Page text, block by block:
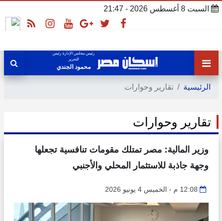
السبت 8 أغسطس 2026 - 21:47
رئيس مجلس الإدارة رئيس
التحرير
محمود الجندي
الرئيسية تقارير وحوارات
تقارير وحوارات
وزير المالية: مصر تمتلك مقومات تنافسية تجعلها
وجهة جاذبة للاستثمار المحلي والأجنبي
12:08 م - الخميس 4 يونيو 2026